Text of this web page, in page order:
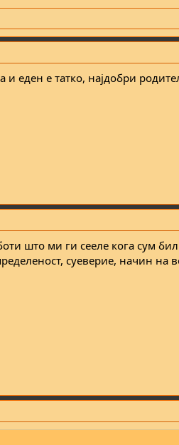
и еден е татко, најдобри
што ми ги сееле кога сум
суеверие, начин на